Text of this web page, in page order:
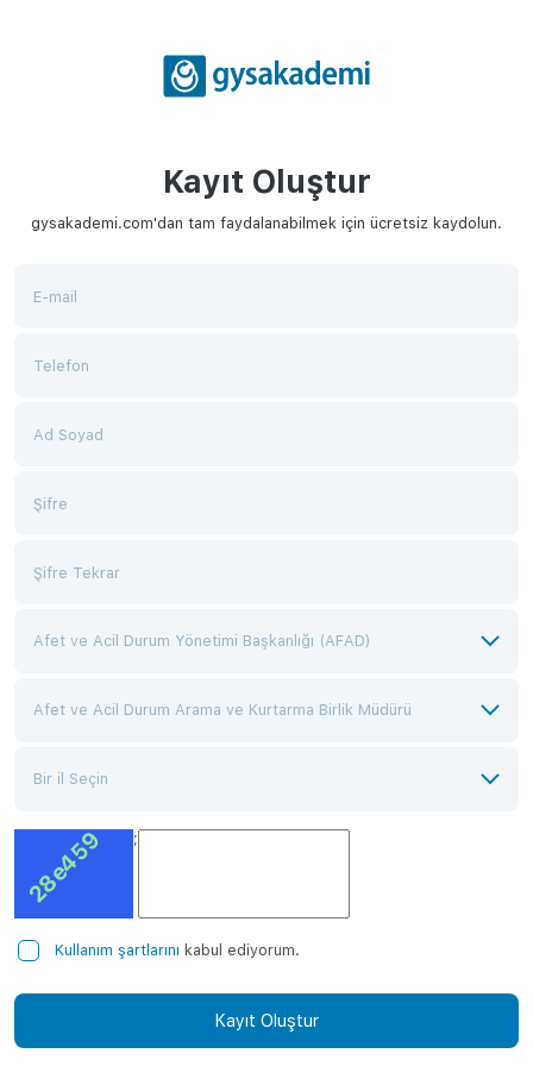
Kayıt Oluştur
gysakademi.com'dan tam faydalanabilmek için ücretsiz kaydolun.
;
Kullanım şartlarını kabul ediyorum.